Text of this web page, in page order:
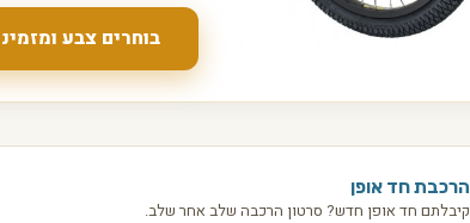
בוחרים צבע
הרכבת חד אופן
קיבלתם חד אופן חדש? סרטון הרכבה שלב אחר שלב.